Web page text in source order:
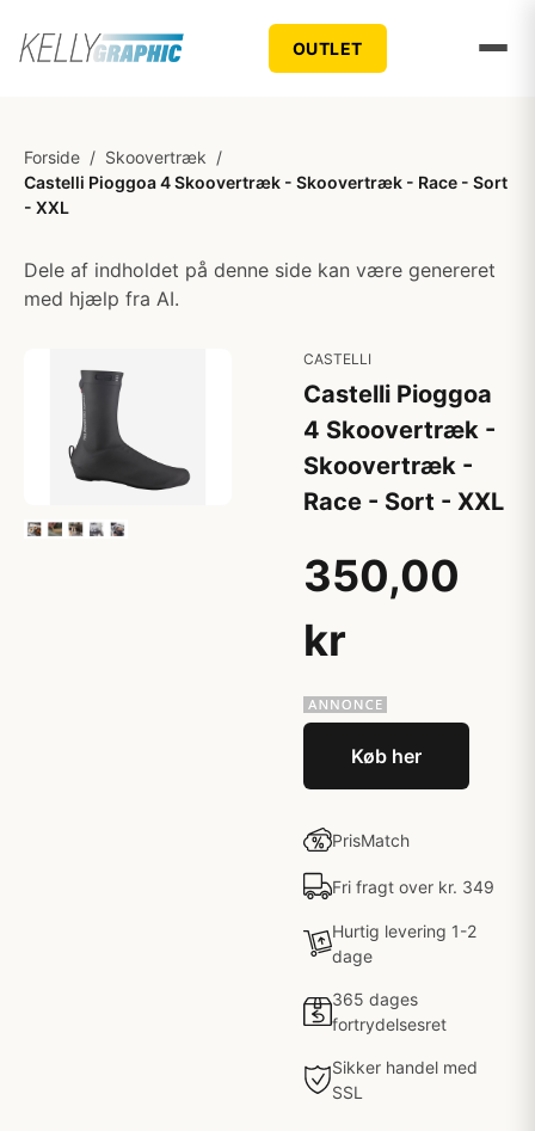
OUTLET
Forside / Skoovertræk /
Castelli Pioggoa 4 Skoovertræk - Skoovertræk - Race - Sort
- XXL
Dele af indholdet på denne side kan være genereret
med hjælp fra AI.
CASTELLI
Castelli Pioggoa
4 Skoovertræk -
Skoovertræk -
Race - Sort - XXL
350,00
kr
Køb her
PrisMatch
Fri fragt over kr. 349
Hurtig levering 1-2
dage
365 dages
fortrydelsesret
Sikker handel med
SSL